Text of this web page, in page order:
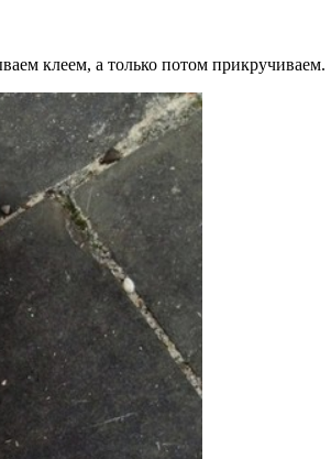
клеем, а только потом прикручиваем.